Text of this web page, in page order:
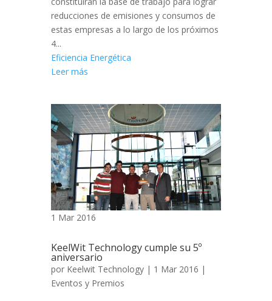
reducciones de emisiones y consumos de
estas empresas a lo largo de los próximos
4...
Eficiencia Energética
Leer más
1 Mar 2016
KeelWit Technology cumple su 5º
aniversario
por Keelwit Technology | 1 Mar 2016 |
Eventos y Premios